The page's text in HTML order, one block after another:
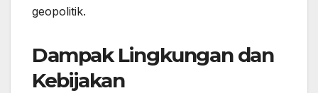
geopolitik.
Dampak Lingkungan dan
Kebijakan